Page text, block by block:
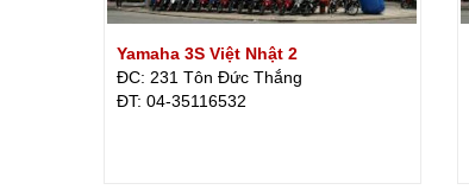
Yamaha 3S Việt Nhật 2
ĐC: 231 Tôn Đức Thắng
ÐT: 04-35116532